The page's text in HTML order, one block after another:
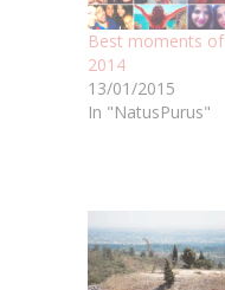
Best moments of
2014
13/01/2015
In "NatusPurus"